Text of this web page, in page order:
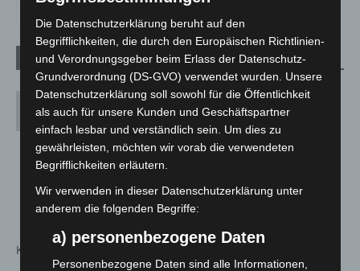
1 Kommentar
Jürgen Lührs
4. Dezember 2021 Beim 6:26
Ich bin 2x mit Biontech geimpft.
Ich werde mich nur mit Biontech ein 3x impfen
Ich bin 63.
Kommentarfunktion ist geschlossen.
Die Datenschutzerklärung beruht auf den
Begrifflichkeiten, die durch den Europäischen Richtlinien-
und Verordnungsgeber beim Erlass der Datenschutz-
Grundverordnung (DS-GVO) verwendet wurden. Unsere
Datenschutzerklärung soll sowohl für die Öffentlichkeit
als auch für unsere Kunden und Geschäftspartner
einfach lesbar und verständlich sein. Um dies zu
gewährleisten, möchten wir vorab die verwendeten
Begrifflichkeiten erläutern.
Wir verwenden in dieser Datenschutzerklärung unter
anderem die folgenden Begriffe:
a) personenbezogene Daten
Personenbezogene Daten sind alle Informationen,